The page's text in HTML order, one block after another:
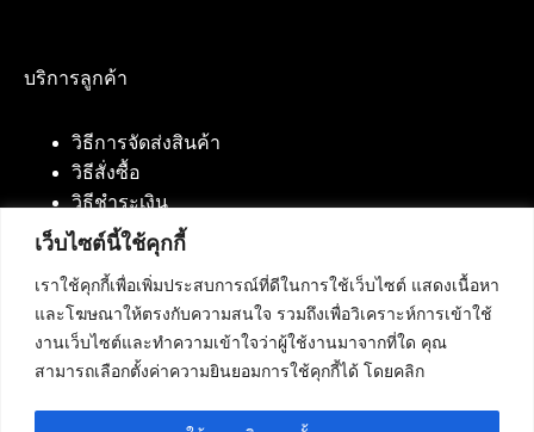
เว็บไซต์นี้ใช้คุกกี้
เราใช้คุกกี้เพื่อเพิ่มประสบการณ์ที่ดีในการใช้เว็บไซต์ แสดงเนื้อหา
และโฆษณาให้ตรงกับความสนใจ รวมถึงเพื่อวิเคราะห์การเข้าใช้
งานเว็บไซต์และทำความเข้าใจว่าผู้ใช้งานมาจากที่ใด คุณ
สามารถเลือกตั้งค่าความยินยอมการใช้คุกกี้ได้ โดยคลิก
บริการลูกค้า
วิธีการจัดส่งสินค้า
วิธีสั่งซื้อ
วิธีชำระเงิน
ติดต่อเรา
บริษัท เน็ทฟิวชั่น คอมมิวนิเคชั่น จำกัด 420/94 ถนน
นัมเบอร์วัน-ราม 2 แขวงดอกไม้, เขตประเวศ
กรุงเทพมหานคร 10250